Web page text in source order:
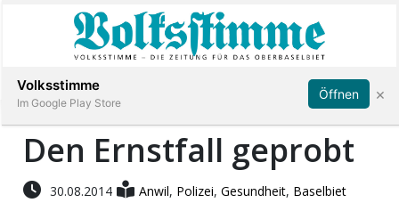
Immobilien
Abonnieren Anmelden
Den Ernstfall geprobt
30.08.2014 Anwil, Polizei,Gesundheit, Baselbiet
Volksstimme
Im Google Play Store
Öffnen ×